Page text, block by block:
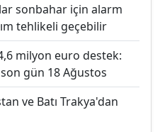
sonbahar için alarm
tehlikeli geçebilir
milyon euro destek:
gün 18 Ağustos
ve Batı Trakya'dan